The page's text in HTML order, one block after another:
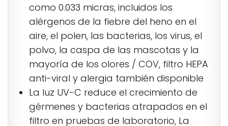
como 0.033 micras, incluidos los
alérgenos de la fiebre del heno en el
aire, el polen, las bacterias, los virus, el
polvo, la caspa de las mascotas y la
mayoría de los olores / COV, filtro HEPA
anti-viral y alergia también disponible
La luz UV-C reduce el crecimiento de
gérmenes y bacterias atrapados en el
filtro en pruebas de laboratorio, La